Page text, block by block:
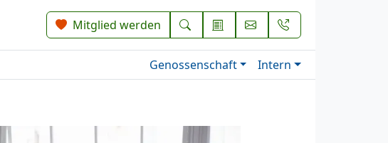
Mitglied werden
Genossenschaft Intern